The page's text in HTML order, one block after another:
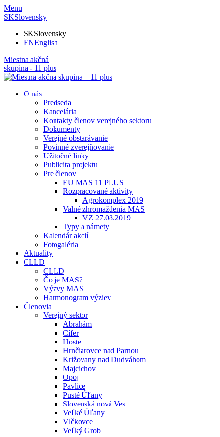
Menu
SKSlovensky
SKSlovensky
ENEnglish
Miestna akčná
skupina - 11 plus
O nás
Predseda
Kancelária
Kontakty členov verejného sektoru
Dokumenty
Verejné obstarávanie
Povinné zverejňovanie
Užitočné linky
Publicita projektu
Pre členov
EU MAS 11 PLUS
Rozpracované aktivity
Agrokomplex 2019
Valné zhromaždenia MAS
VZ 27.08.2019
Typy a námety
Kalendár akcií
Fotogaléria
Aktuality
CLLD
CLLD
Čo je MAS?
Výzvy MAS
Harmonogram výziev
Členovia
Verejný sektor
Abrahám
Cífer
Hoste
Hrnčiarovce nad Parnou
Križovany nad Dudváhom
Majcichov
Opoj
Pavlice
Pusté Úľany
Slovenská nová Ves
Veľké Úľany
Vlčkovce
Veľký Grob